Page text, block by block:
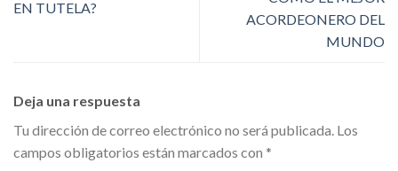
EN TUTELA?
ACORDEONERO DEL
MUNDO
Deja una respuesta
Tu dirección de correo electrónico no será publicada. Los
campos obligatorios están marcados con *